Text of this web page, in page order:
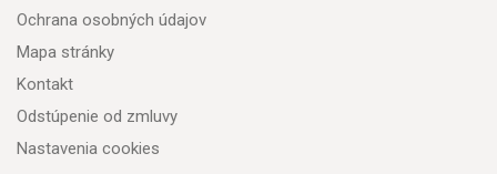
Ochrana osobných údajov
Mapa stránky
Kontakt
Odstúpenie od zmluvy
Nastavenia cookies